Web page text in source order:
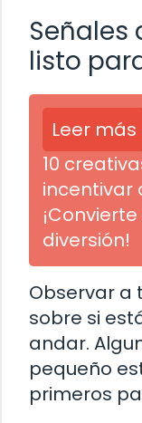
Señales
listo
Leer más
10
incentivar
diversión!
Observar a
sobre si
andar.
pequeño
primeros